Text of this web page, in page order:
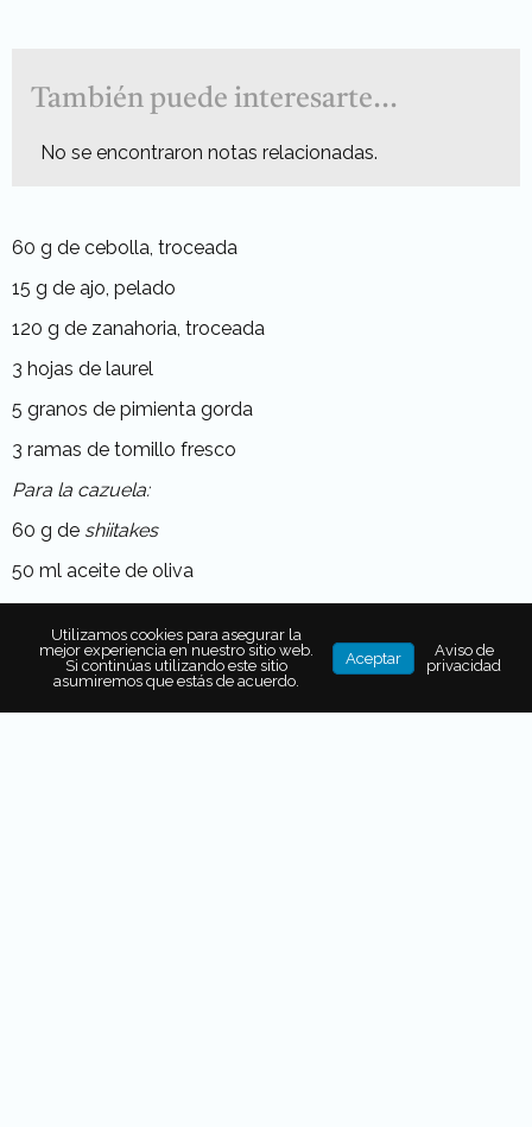
También puede interesarte...
No se encontraron notas relacionadas.
60 g de cebolla, troceada
15 g de ajo, pelado
120 g de zanahoria, troceada
3 hojas de laurel
5 granos de pimienta gorda
3 ramas de tomillo fresco
Para la cazuela:
60 g de shiitakes
50 ml aceite de oliva
3 dientes de ajo, picado finamente
60 g de hongo portobello, en cubos de 1 centímetro
Utilizamos cookies para asegurar la
mejor experiencia en nuestro sitio web.
Si continúas utilizando este sitio
asumiremos que estás de acuerdo.
Aceptar
Aviso de
privacidad